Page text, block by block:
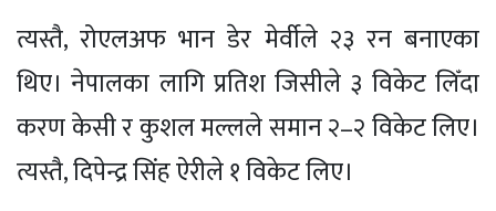
त्यस्तै, रोएलअफ भान डेर मेर्वीले २३ रन बनाएका
थिए। नेपालका लागि प्रतिश जिसीले ३ विकेट लिँदा
करण केसी र कुशल मल्लले समान २–२ विकेट लिए।
त्यस्तै, दिपेन्द्र सिंह ऐरीले १ विकेट लिए।